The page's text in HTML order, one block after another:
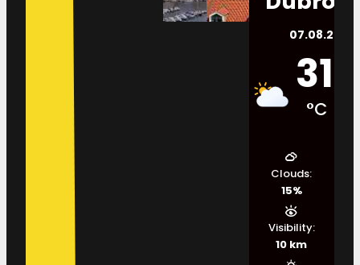
07.08.2026.
31
°C
Clouds:
15%
Visibility:
10 km